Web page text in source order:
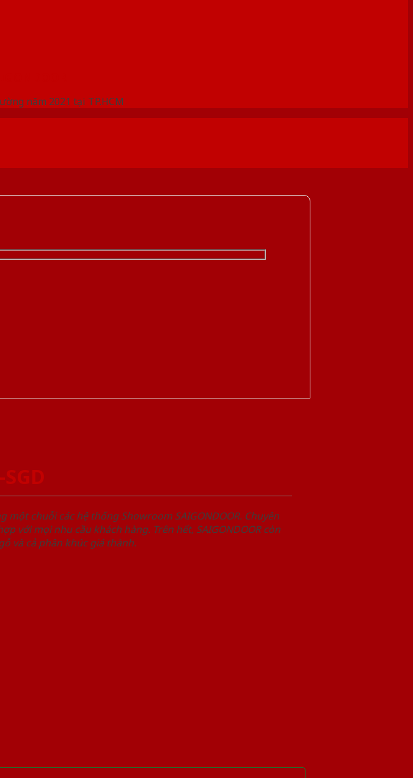
năm 2021 tại TP.HCM
chuỗi các hệ thống Showroom SAIGONDOOR. Chuyên
với mọi nhu cầu khách hàng. Trên hết, SAIGONDOOR còn
và cả phân khúc giá thành.